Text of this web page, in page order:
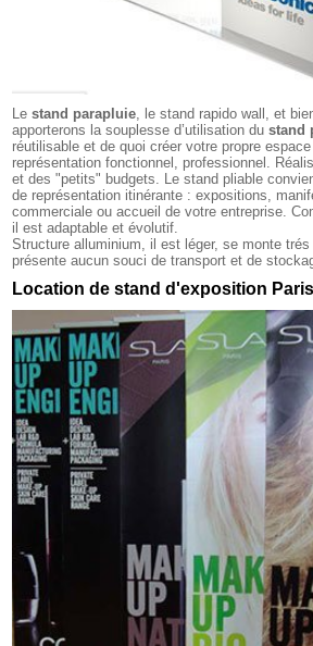
Lestand parapluie , le stand rapido wall, et
apporterons la souplesse d’utilisation dustand
réutilisable et de quoi créer votre propre
représentation fonctionnel, professionnel.
et des "petits" budgets. Le stand pliable
de représentation itinérante : expositions,
commerciale ou accueil de votre entreprise.
il est adaptable et évolutif.
Structure alluminium, il est léger, se monte
présente aucun souci de transport et de
Location de stand d'exposition Paris